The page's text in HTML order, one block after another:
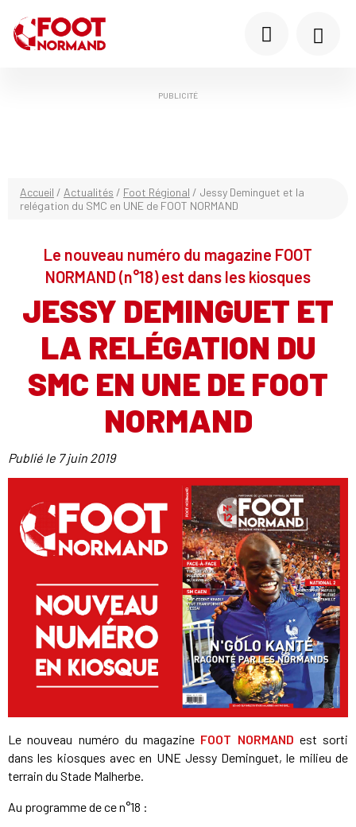
PUBLICITÉ
Accueil / Actualités / Foot Régional / Jessy Deminguet et la
relégation du SMC en UNE de FOOT NORMAND
Le nouveau numéro du magazine FOOT
NORMAND (n°18) est dans les kiosques
JESSY DEMINGUET ET
LA RELÉGATION DU
SMC EN UNE DE FOOT
NORMAND
Publié le 7 juin 2019
Le nouveau numéro du magazine FOOT NORMAND est sorti
dans les kiosques avec en UNE Jessy Deminguet, le milieu de
terrain du Stade Malherbe.
Au programme de ce n°18 :